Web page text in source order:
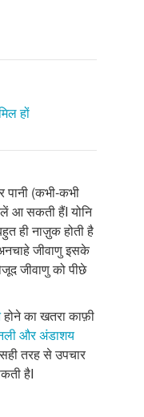
हों
(कभी-कभी
आ सकती हैंI योनि
ही नाज़ुक होती है
जीवाणु इसके
जीवाणु को पीछे
होने का खतरा काफ़ी
नली और अंडाशय
तरह से उपचार
हैI